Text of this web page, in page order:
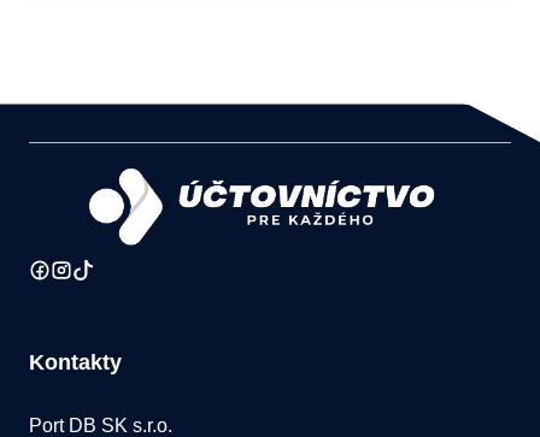
Kontakty
Port DB SK s.r.o.